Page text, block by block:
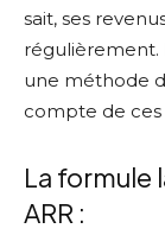
sait, ses
régulièrement.
une méthode
compte de ces
La formule
ARR :